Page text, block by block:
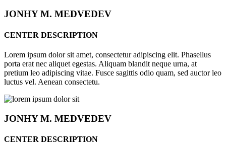
JONHYM. MEDVEDEV
CENTER DESCRIPTION
Lorem ipsum dolor sit amet, consectetur adipiscing elit. Phasellus
porta erat nec aliquet egestas. Aliquam blandit neque urna, at
pretium leo adipiscing vitae. Fusce sagittis odio quam, sed auctor leo
luctus vel. Aenean consectetu.
JONHYM. MEDVEDEV
CENTER DESCRIPTION